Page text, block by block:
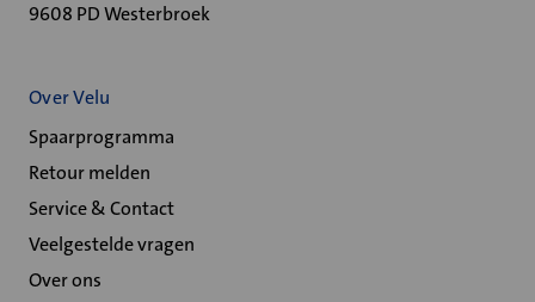
9608 PD Westerbroek
Over Velu
Spaarprogramma
Retour melden
Service & Contact
Veelgestelde vragen
Over ons